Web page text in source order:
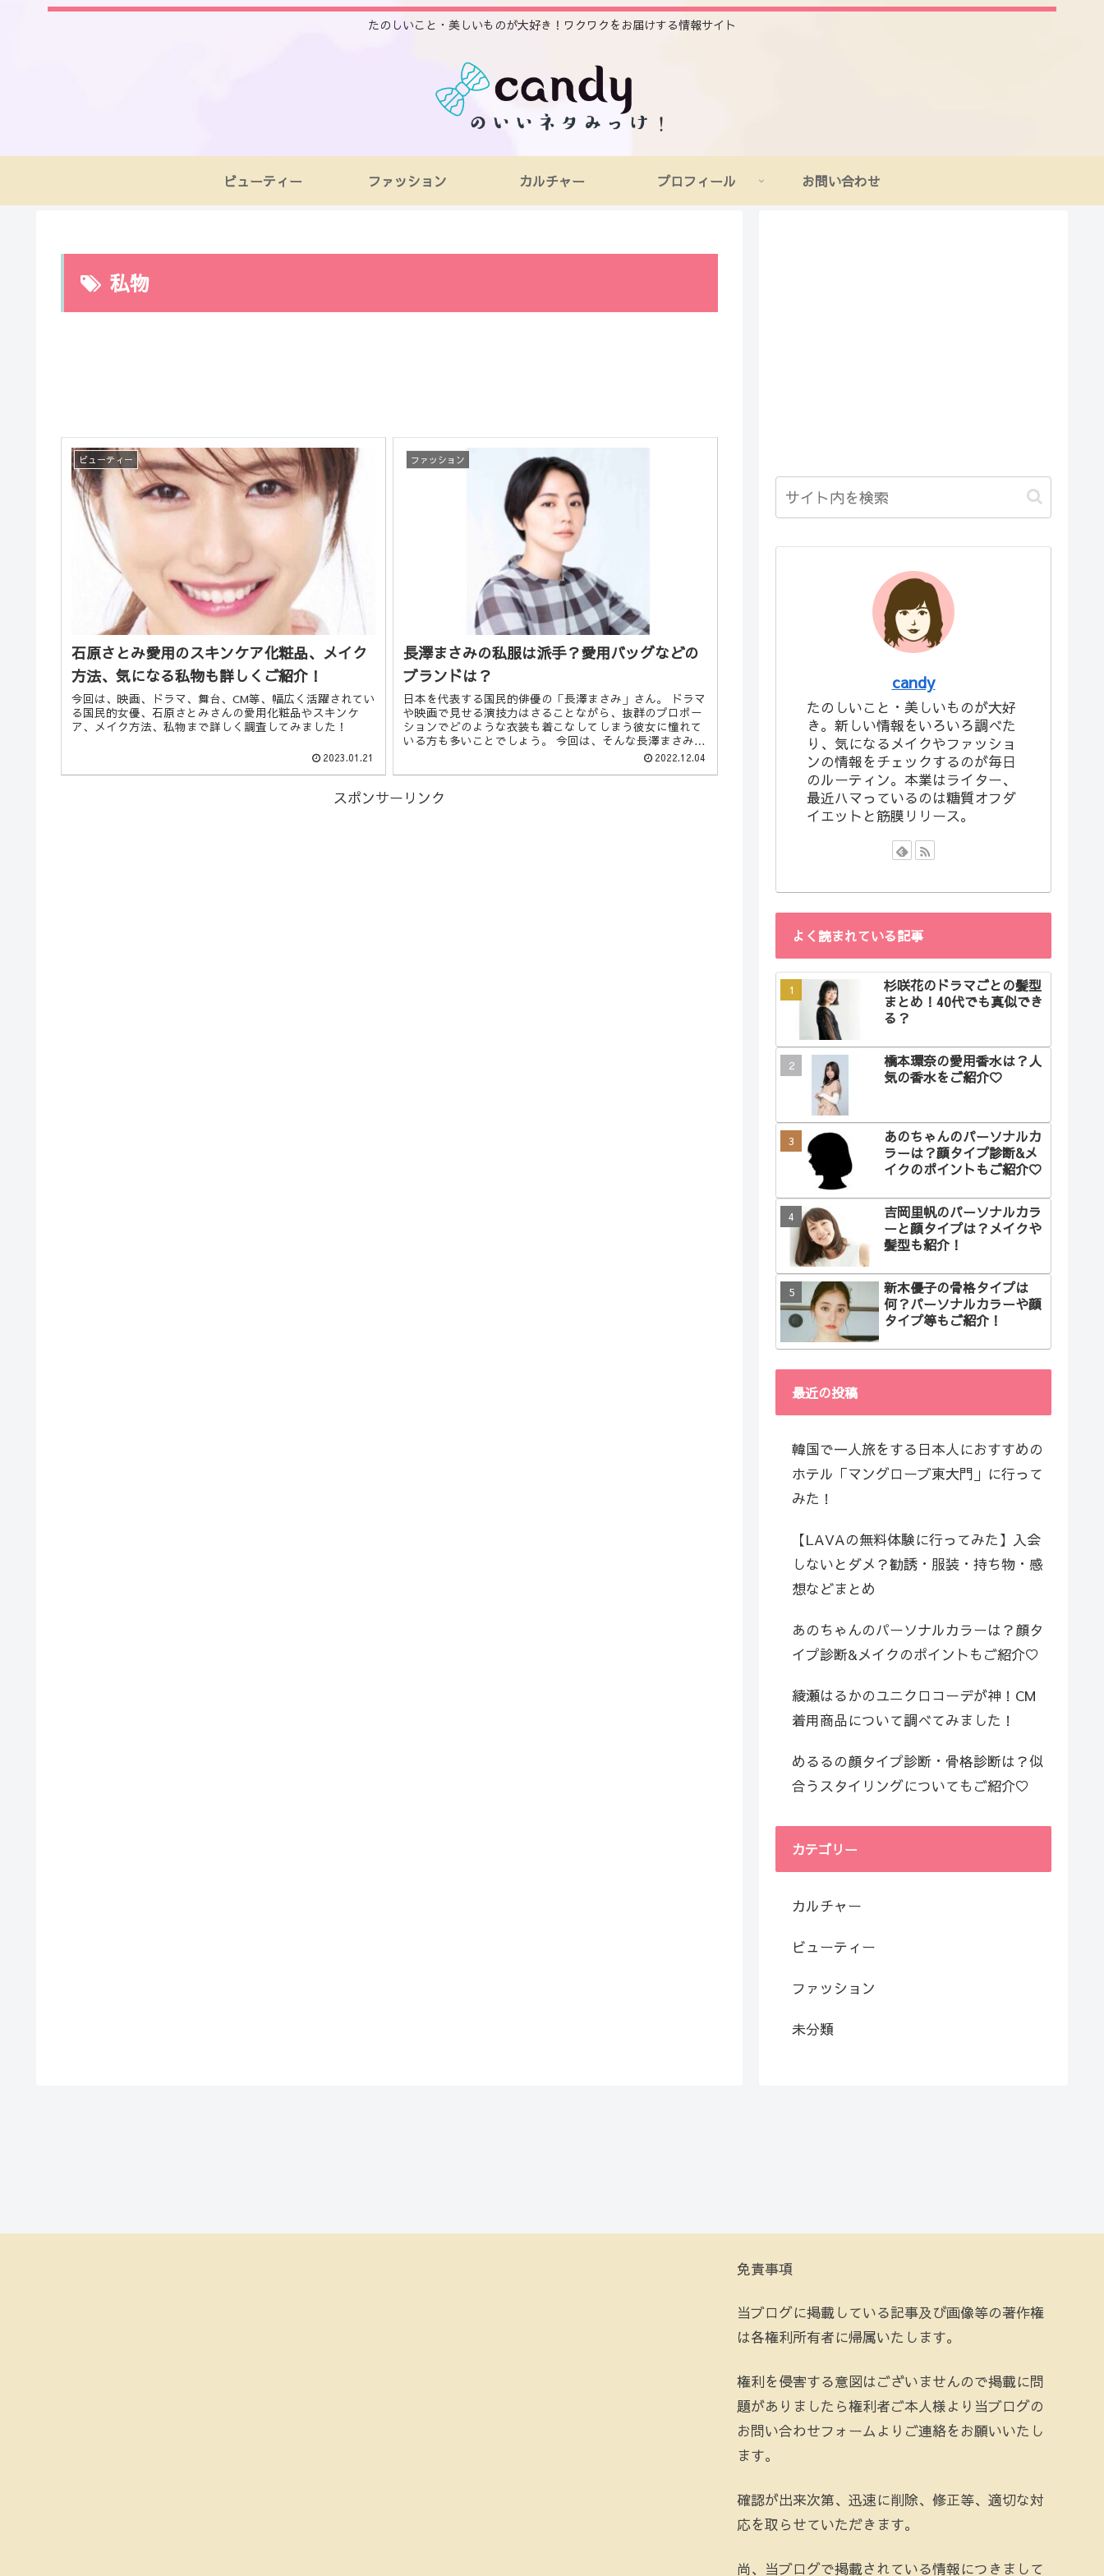
たのしいこと・美しいものが大好き！ワクワクをお届けする情報サイト
ビューティー ファッション カルチャー プロフィール お問い合わせ
私物
ビューティー
石原さとみ愛用のスキンケア化粧品、メイク
方法、気になる私物も詳しくご紹介！
今回は、映画、ドラマ、舞台、CM等、幅広く活躍されてい
る国民的女優、石原さとみさんの愛用化粧品やスキンケ
ア、メイク方法、私物まで詳しく調査してみました！
2023.01.21
ファッション
長澤まさみの私服は派手？愛用バッグなどの
ブランドは？
日本を代表する国民的俳優の「長澤まさみ」さん。 ドラマ
や映画で見せる演技力はさることながら、抜群のプロポー
ションでどのような衣装も着こなしてしまう彼女に憧れて
いる方も多いことでしょう。 今回は、そんな長澤まさみさ
んの私服や愛用バッグについてご紹介していきます！2022.12.04
スポンサーリンク
candy
たのしいこと・美しいものが大好
き。新しい情報をいろいろ調べた
り、気になるメイクやファッショ
ンの情報をチェックするのが毎日
のルーティン。本業はライター、
最近ハマっているのは糖質オフダ
イエットと筋膜リリース。
よく読まれている記事
杉咲花のドラマごとの髪型
まとめ！40代でも真似でき
る？
橋本環奈の愛用香水は？人
気の香水をご紹介♡
あのちゃんのパーソナルカ
ラーは？顔タイプ診断&メ
イクのポイントもご紹介♡
吉岡里帆のパーソナルカラ
ーと顔タイプは？メイクや
髪型も紹介！
新木優子の骨格タイプは
何？パーソナルカラーや顔
タイプ等もご紹介！
最近の投稿
韓国で一人旅をする日本人におすすめの
ホテル「マングローブ東大門」に行って
みた！
【LAVAの無料体験に行ってみた】入会
しないとダメ？勧誘・服装・持ち物・感
想などまとめ
あのちゃんのパーソナルカラーは？顔タ
イプ診断&メイクのポイントもご紹介♡
綾瀬はるかのユニクロコーデが神！CM
着用商品について調べてみました！
めるるの顔タイプ診断・骨格診断は？似
合うスタイリングについてもご紹介♡
カテゴリー
カルチャー
ビューティー
ファッション
未分類
免責事項
当ブログに掲載している記事及び画像等の著作権
は各権利所有者に帰属いたします。
権利を侵害する意図はございませんので掲載に問
題がありましたら権利者ご本人様より当ブログの
お問い合わせフォームよりご連絡をお願いいたし
ます。
確認が出来次第、迅速に削除、修正等、適切な対
応を取らせていただきます。
尚、当ブログで掲載されている情報につきまして